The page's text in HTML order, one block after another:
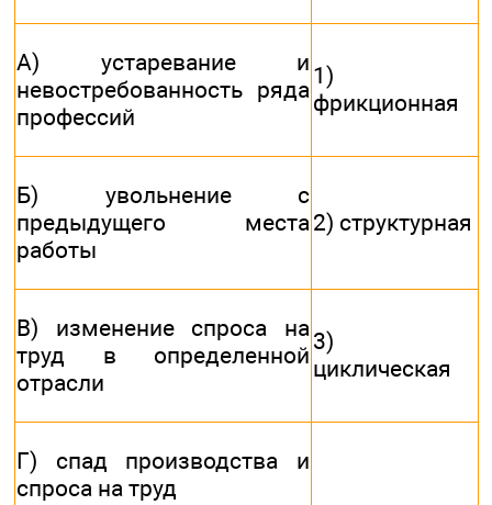
А) устаревание и
невостребованность ряда
профессий
1)
фрикционная
Б) увольнение с
предыдущего места
работы
2) структурная
В) изменение спроса на
труд в определенной
отрасли
3)
циклическая
Г) спад производства и
спроса на труд